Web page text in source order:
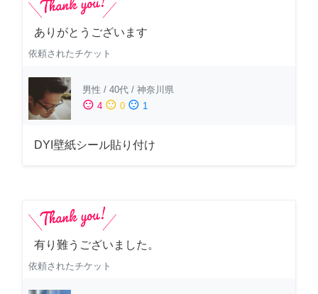
ありがとうございます
依頼されたチケット
男性 / 40代 / 神奈川県
sentiment_satisfied 4 sentiment_neutral 0 sentiment_dissatisfied 1
DYI壁紙シール貼り付け
有り難うございました。
依頼されたチケット